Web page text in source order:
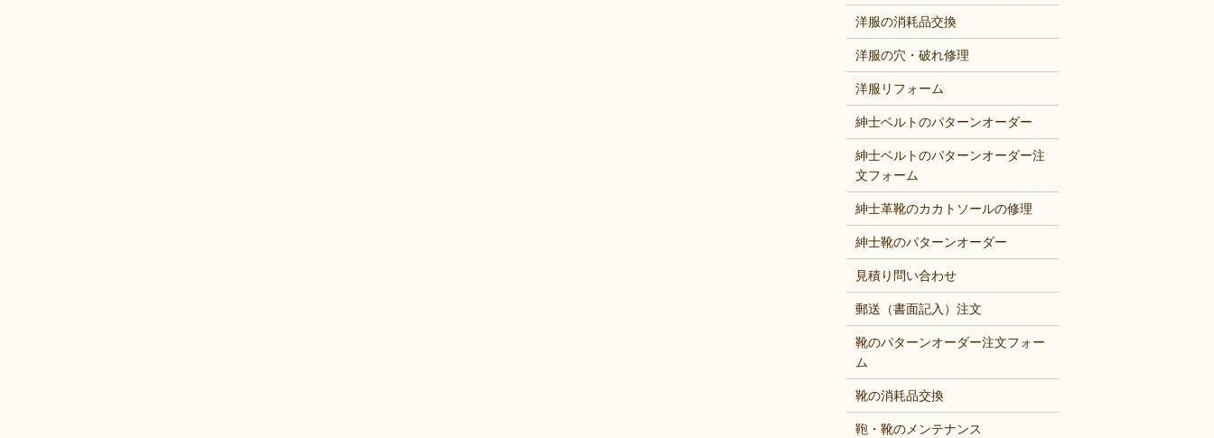
洋服の消耗品交換
洋服の穴・破れ修理
洋服リフォーム
紳士ベルトのパターンオーダー
紳士ベルトのパターンオーダー注
文フォーム
紳士革靴のカカトソールの修理
紳士靴のパターンオーダー
見積り問い合わせ
郵送（書面記入）注文
靴のパターンオーダー注文フォー
ム
靴の消耗品交換
鞄・靴のメンテナンス